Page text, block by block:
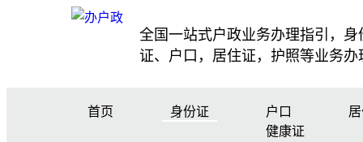
全国一站式户政业务办理指引，身
证、户口，居住证，护照等业务办
首页 身份证 户口
健康证